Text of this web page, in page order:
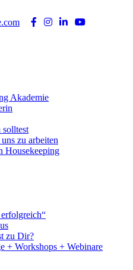
Akademie
zu arbeiten
Housekeeping
zu Dir?
+ Workshops + Webinare